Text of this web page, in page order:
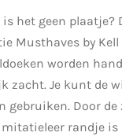
is het geen plaatje?
Musthaves by
worden
zacht. Je kunt de
gebruiken. Door
randje is